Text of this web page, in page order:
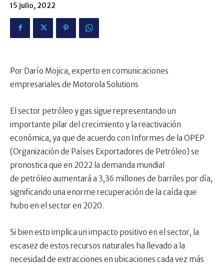
15 julio, 2022
Por Darío Mojica, experto en comunicaciones
empresariales de Motorola Solutions
El sector petróleo y gas sigue representando un
importante pilar del crecimiento y la reactivación
económica, ya que de acuerdo con Informes de la OPEP
(Organización de Países Exportadores de Petróleo) se
pronostica que en 2022 la demanda mundial
de petróleo aumentará a 3,36 millones de barriles por día,
significando una enorme recuperación de la caída que
hubo en el sector en 2020.
Si bien esto implica un impacto positivo en el sector, la
escasez de estos recursos naturales ha llevado a la
necesidad de extracciones en ubicaciones cada vez más